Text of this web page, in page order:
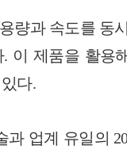
량과 속도를 동
이 제품을 활용
다.
과 업계 유일의